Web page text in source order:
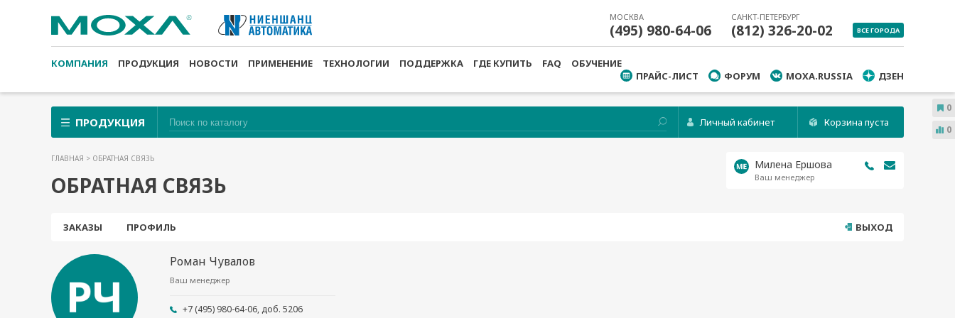
МОСКВА
(495) 980-64-06
САНКТ-ПЕТЕРБУРГ
(812) 326-20-02 ВСЕ ГОРОДА
КОМПАНИЯ ПРОДУКЦИЯ НОВОСТИ ПРИМЕНЕНИЕ ТЕХНОЛОГИИ ПОДДЕРЖКА ГДЕ КУПИТЬ FAQ
ОБУЧЕНИЕ
ПРАЙС-ЛИСТ
ФОРУМ MOXA.RUSSIA ДЗЕН
ПРОДУКЦИЯ Личный кабинет Корзина пуста
ГЛАВНАЯ > ОБРАТНАЯ СВЯЗЬ
ОБРАТНАЯ СВЯЗЬ
Милена Ершова
Ваш менеджер
ЗАКАЗЫ ПРОФИЛЬ ВЫХОД
Роман Чувалов
Ваш менеджер
+7 (495) 980-64-06, доб. 5206
0
0